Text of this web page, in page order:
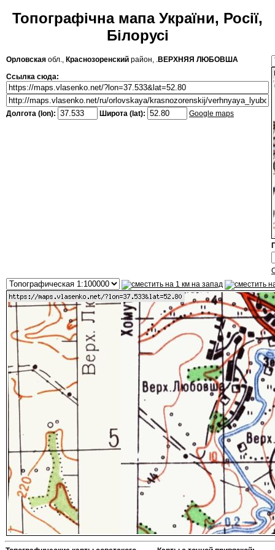
Топографічна мапа України, Росії,
Білорусі
Орловская обл., Краснозоренский район, .ВЕРХНЯЯ ЛЮБОВША
Ссылка сюда:
Долгота (lon): Широта (lat): Google maps